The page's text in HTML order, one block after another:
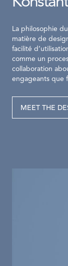
La philosophie
matière de
facilité
comme un
collaboration
engageants que
MEET THE